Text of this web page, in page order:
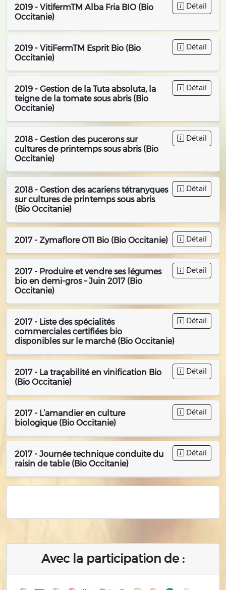
Détail
2019 - VitifermTM Alba Fria BIO (Bio
Occitanie)
Détail
2019 - VitiFermTM Esprit Bio (Bio
Occitanie)
Détail
2019 - Gestion de la Tuta absoluta, la
teigne de la tomate sous abris (Bio
Occitanie)
Détail
2018 - Gestion des pucerons sur
cultures de printemps sous abris (Bio
Occitanie)
Détail
2018 - Gestion des acariens tétranyques
sur cultures de printemps sous abris
(Bio Occitanie)
Détail
2017 - Zymaflore O11 Bio (Bio Occitanie)
Détail
2017 - Produire et vendre ses légumes
bio en demi-gros – Juin 2017 (Bio
Occitanie)
Détail
2017 - Liste des spécialités
commerciales certifiées bio
disponibles sur le marché (Bio Occitanie)
Détail
2017 - La traçabilité en vinification Bio
(Bio Occitanie)
Détail
2017 - L’amandier en culture
biologique (Bio Occitanie)
Détail
2017 - Journée technique conduite du
raisin de table (Bio Occitanie)
Avec la participation de :